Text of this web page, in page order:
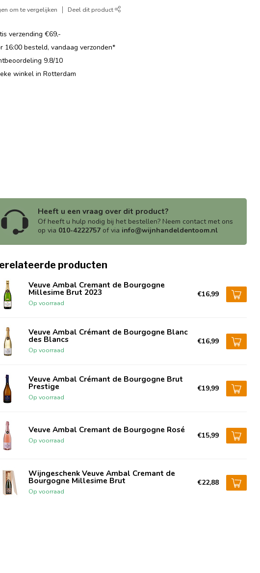
om te vergelijken Deel dit product
verzending €69,-
16:00 besteld, vandaag verzonden*
9.8/10
winkel in Rotterdam
Heeft u een vraag over dit product?
Of heeft u hulp nodig bij het bestellen? Neem contact met ons
op via 010-4222757 of via info@wijnhandeldentoom.nl
producten
Veuve Ambal Cremant de Bourgogne
Millesime Brut 2023
Op voorraad
€16,99
Veuve Ambal Crémant de Bourgogne Blanc
des Blancs
Op voorraad
€16,99
Veuve Ambal Crémant de Bourgogne Brut
Prestige
Op voorraad
€19,99
Veuve Ambal Cremant de Bourgogne Rosé
Op voorraad
€15,99
Wijngeschenk Veuve Ambal Cremant de
Bourgogne Millesime Brut
Op voorraad
€22,88